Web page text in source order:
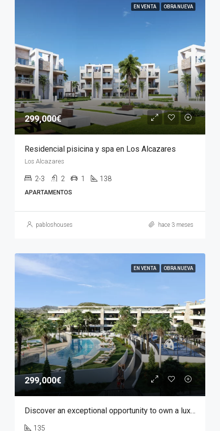
EN VENTA OBRA NUEVA
299,000€
Residencial pisicina y spa en Los Alcazares
Los Alcazares
2-3 2 1 138
APARTAMENTOS
pabloshouses hace 3 meses
EN VENTA OBRA NUEVA
299,000€
Discover an exceptional opportunity to own a luxury apartment in Font del Llop, one of the most prestigious residential golf resorts in the Costa Blanca region.
135